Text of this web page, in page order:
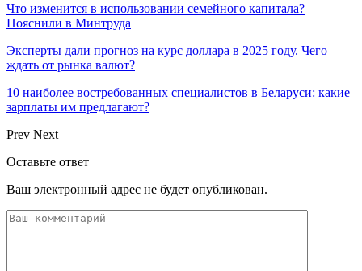
Что изменится в использовании семейного капитала?
Пояснили в Минтруда
Эксперты дали прогноз на курс доллара в 2025 году. Чего
ждать от рынка валют?
10 наиболее востребованных специалистов в Беларуси: какие
зарплаты им предлагают?
Prev Next
Оставьте ответ
Ваш электронный адрес не будет опубликован.